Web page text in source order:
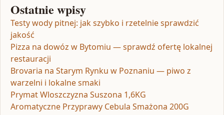
Ostatnie wpisy
Testy wody pitnej: jak szybko i rzetelnie sprawdzić
jakość
Pizza na dowóz w Bytomiu — sprawdź ofertę lokalnej
restauracji
Brovaria na Starym Rynku w Poznaniu — piwo z
warzelni i lokalne smaki
Prymat Wloszczyzna Suszona 1,6KG
Aromatyczne Przyprawy Cebula Smażona 200G